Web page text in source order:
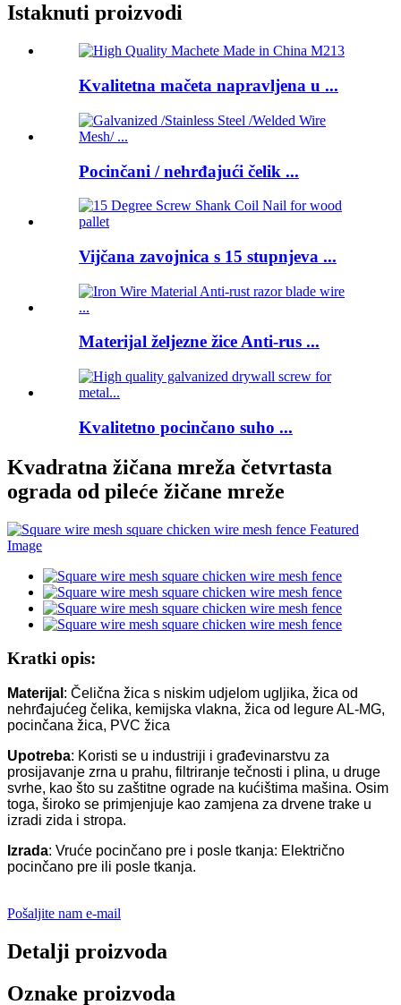
Istaknuti proizvodi
Kvalitetna mačeta napravljena u ...
Pocinčani / nehrđajući čelik ...
Vijčana zavojnica s 15 stupnjeva ...
Materijal željezne žice Anti-rus ...
Kvalitetno pocinčano suho ...
Kvadratna žičana mreža četvrtasta
ograda od pileće žičane mreže
Kratki opis:
Materijal : Čelična žica s niskim udjelom ugljika, žica od
nehrđajućeg čelika, kemijska vlakna, žica od legure AL-MG,
pocinčana žica, PVC žica
Upotreba: Koristi se u industriji i građevinarstvu za
prosijavanje zrna u prahu, filtriranje tečnosti i plina, u druge
svrhe, kao što su zaštitne ograde na kućištima mašina. Osim
toga, široko se primjenjuje kao zamjena za drvene trake u
izradi zida i stropa.
Izrada: Vruće pocinčano pre i posle tkanja: Električno
pocinčano pre ili posle tkanja.
Pošaljite nam e-mail
Detalji proizvoda
Oznake proizvoda